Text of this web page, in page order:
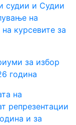
судии и Судии
на
курсевите за
за избор
година
на
репрезентации
и за